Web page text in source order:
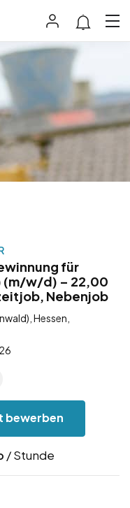
für
(m/w/d) – 22,00
Nebenjob
Hessen,
bewerben
/ Stunde